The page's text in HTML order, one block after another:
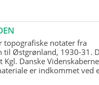
topografiske notater fra
til Østgrønland, 1930-31.
Danske
er indkommet ved